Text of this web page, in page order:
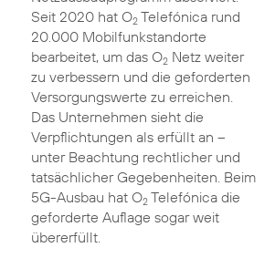
Seit 2020 hat O2Telefónica rund
20.000 Mobilfunkstandorte
bearbeitet, um das O2Netz weiter
zu verbessern und die geforderten
Versorgungswerte zu erreichen.
Das Unternehmen sieht die
Verpflichtungen als erfüllt an –
unter Beachtung rechtlicher und
tatsächlicher Gegebenheiten. Beim
5G-Ausbau hat O2Telefónica die
geforderte Auflage sogar weit
übererfüllt.